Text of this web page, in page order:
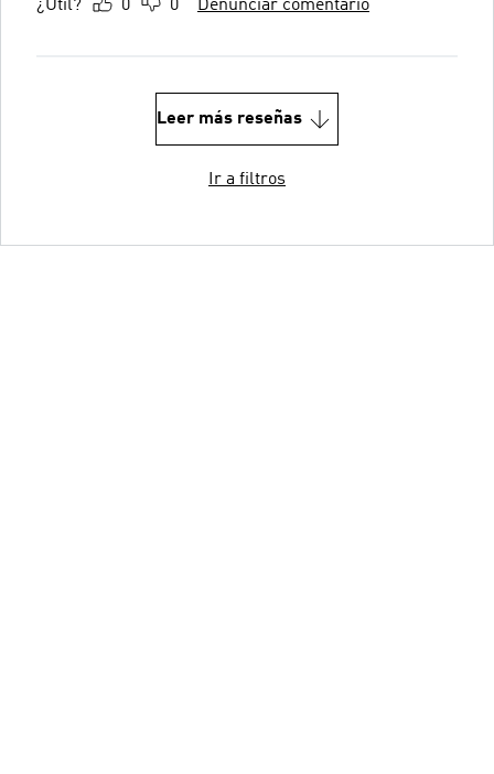
¿Útil? 0 0 Denunciar comentario
Leer más reseñas
Ir a filtros